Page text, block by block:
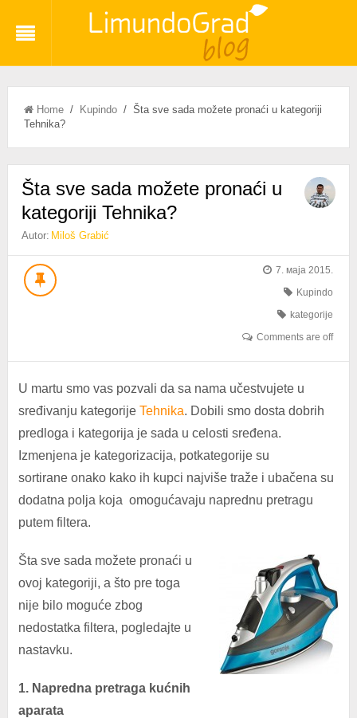
Home/ Kupindo/ Šta sve sada možete pronaći u kategoriji
Tehnika?
Šta sve sada možete pronaći u
kategoriji Tehnika?
Autor: Miloš Grabić
7. маја 2015.
Kupindo
kategorije
Comments are off
U martu smo vas pozvali da sa nama učestvujete u
sređivanju kategorije Tehnika. Dobili smo dosta dobrih
predloga i kategorija je sada u celosti sređena.
Izmenjena je kategorizacija, potkategorije su
sortirane onako kako ih kupci najviše traže i ubačena su
dodatna polja koja omogućavaju naprednu pretragu
putem filtera.
Šta sve sada možete pronaći u
ovoj kategoriji, a što pre toga
nije bilo moguće zbog
nedostatka filtera, pogledajte u
nastavku.
1. Napredna pretraga kućnih
aparata